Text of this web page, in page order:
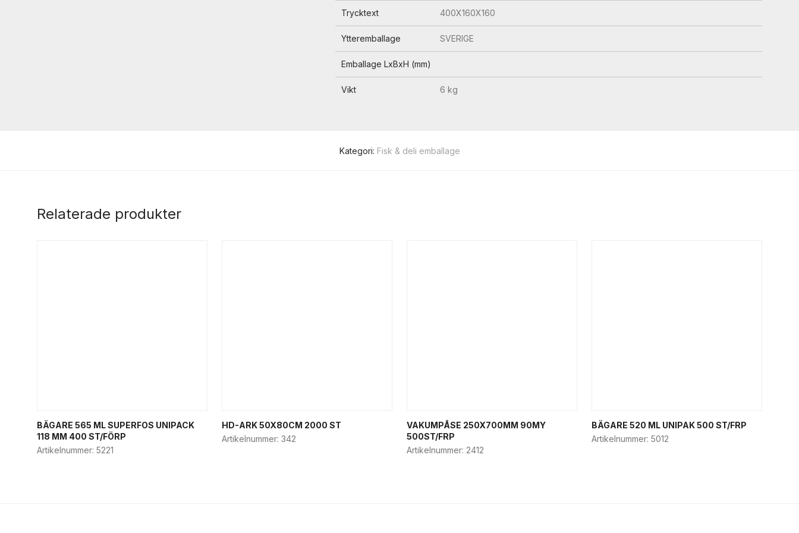
Trycktext 400X160X160
Ytteremballage SVERIGE
Emballage LxBxH (mm)
Vikt 6 kg
Kategori: Fisk & deli emballage
Relaterade produkter
BÄGARE 565 ML SUPERFOS UNIPACK
118 MM 400 ST/FÖRP
Artikelnummer: 5221
HD-ARK 50X80CM 2000 ST
Artikelnummer: 342
VAKUMPÅSE 250X700MM 90MY
500ST/FRP
Artikelnummer: 2412
BÄGARE 520 ML UNIPAK 500 ST/FRP
Artikelnummer: 5012